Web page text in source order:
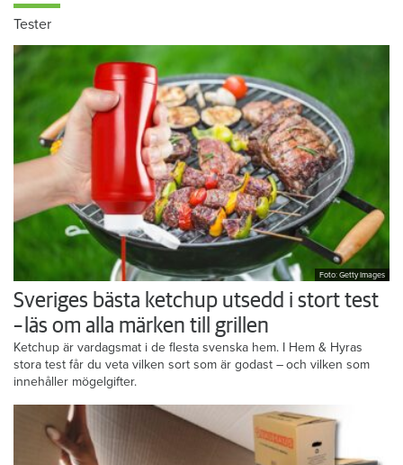
Tester
Foto: Getty Images
Sveriges bästa ketchup utsedd i stort test
– läs om alla märken till grillen
Ketchup är vardagsmat i de flesta svenska hem. I Hem & Hyras
stora test får du veta vilken sort som är godast – och vilken som
innehåller mögelgifter.